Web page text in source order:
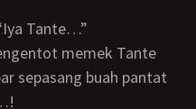
Tante…”
sepasang buah pantat